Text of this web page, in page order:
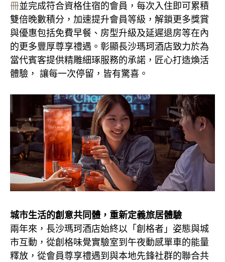
冊並完成符合資格住宿的會員，每次入住即可累積
雙倍晚數積分，加速提升會員等級，解鎖更多獎賞
與優惠包括免費早餐、房型升級及延遲退房等在內
的更多豐厚尊享禮遇。彰顯長沙瑪珂酒店致力於為
當代賓客提供精雕細琢服務的承諾，匠心打造煥活
體驗， 讓每一次停留，皆有驚喜。
城市生活的創意共同體，重新定義旅居體驗
兩年來，長沙瑪珂酒店始終以「創格者」姿態與城
市互動，從創格味覺實驗室到午夜動感單車的能量
釋放，從會員尊享禮遇到與本地先鋒社群的聯合共